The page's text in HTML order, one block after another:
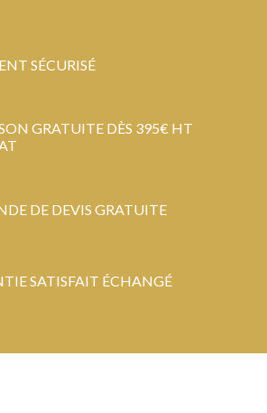
SÉCURISÉ
GRATUITE DÈS 395€ HT
DE DEVIS GRATUITE
SATISFAIT ÉCHANGÉ